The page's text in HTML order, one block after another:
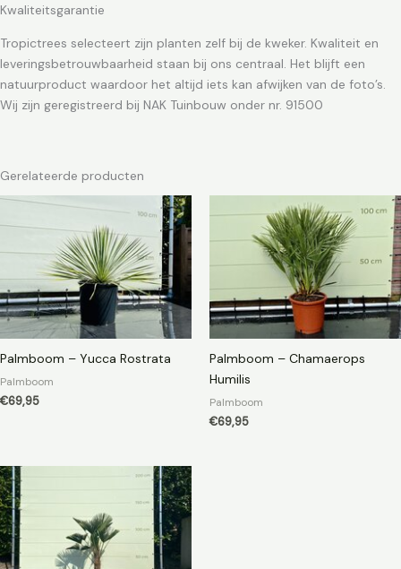
Kwaliteitsgarantie
Tropictrees selecteert zijn planten zelf bij de kweker. Kwaliteit en
leveringsbetrouwbaarheid staan bij ons centraal. Het blijft een
natuurproduct waardoor het altijd iets kan afwijken van de foto’s.
Wij zijn geregistreerd bij NAK Tuinbouw onder nr. 91500
Gerelateerde producten
Palmboom – Yucca Rostrata
Palmboom
€69,95
Palmboom – Chamaerops
Humilis
Palmboom
€69,95